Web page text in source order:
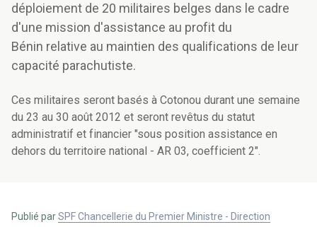
déploiement de 20 militaires belges dans le cadre
d'une mission d'assistance au profit du
Bénin relative au maintien des qualifications de leur
capacité parachutiste.
Ces militaires seront basés à Cotonou durant une semaine
du 23 au 30 août 2012 et seront revêtus du statut
administratif et financier "sous position assistance en
dehors du territoire national - AR 03, coefficient 2".
Publié parSPF Chancellerie du Premier Ministre - Direction